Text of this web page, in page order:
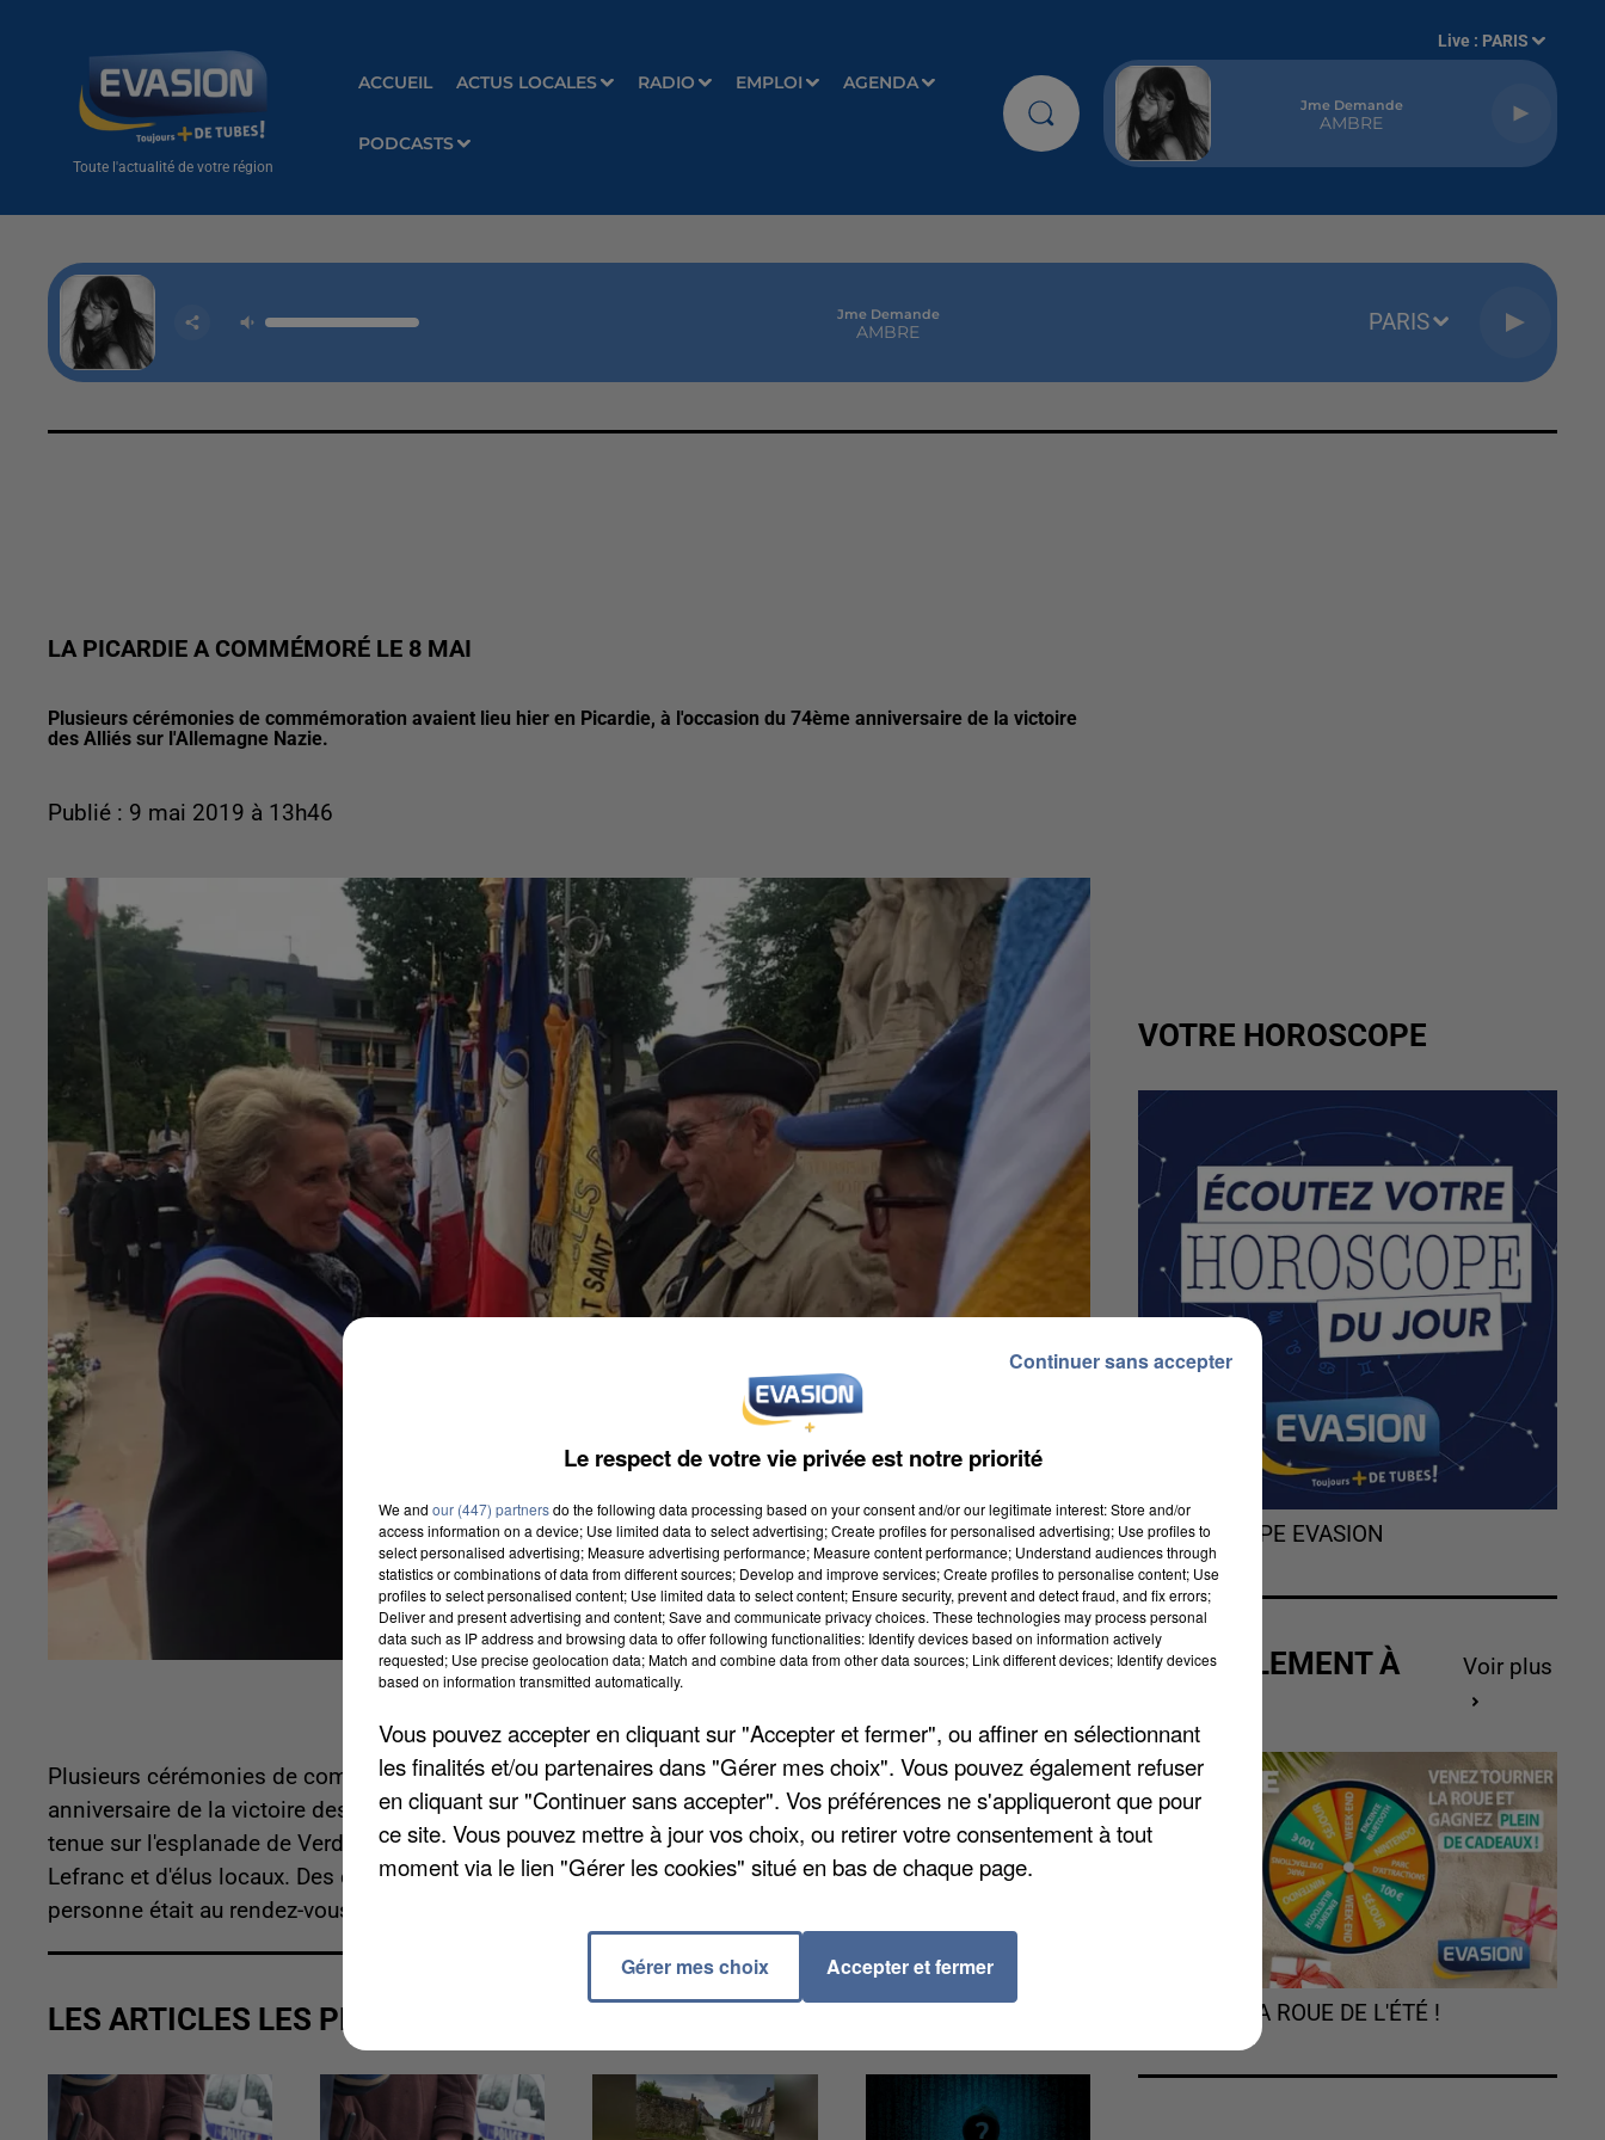
Toute l'actualité de votre région
ACCUEIL ACTUS LOCALES RADIO EMPLOI AGENDA
PODCASTS
Live : PARIS
Jme Demande
AMBRE
Jme Demande
AMBRE PARIS
LA PICARDIE A COMMÉMORÉ LE 8 MAI
Plusieurs cérémonies de commémoration avaient lieu hier en Picardie, à l'occasion du 74ème anniversaire de la victoire
des Alliés sur l'Allemagne Nazie.
Publié : 9 mai 2019 à 13h46
Plusieurs cérémonies de commémoration avaient lieu hier en Picardie, à l'occasion du 74ème
anniversaire de la victoire des Alliés sur l'Allemagne Nazie. À Beauvais, un temps de célébration s'est
tenue sur l'esplanade de Verdun, en présence de la maire Caroline Cayeux, du préfet de l'Oise Louis
Lefranc et d'élus locaux. Des civils sont également venus se recueillir, au total une centaine de
personne était au rendez-vous.
LES ARTICLES LES PLUS VUS
VOTRE HOROSCOPE
L'HOROSCOPE EVASION
ACTUELLEMENT À
Voir plus
TOURNEZ LA ROUE DE L'ÉTÉ !
Le respect de votre vie privée est notre priorité
We and our (447) partnersdo the following data processing based on your consent and/or our legitimate interest: Store and/or
access information on a device; Use limited data to select advertising; Create profiles for personalised advertising; Use profiles to
select personalised advertising; Measure advertising performance; Measure content performance; Understand audiences through
statistics or combinations of data from different sources; Develop and improve services; Create profiles to personalise content; Use
profiles to select personalised content; Use limited data to select content; Ensure security, prevent and detect fraud, and fix errors;
Deliver and present advertising and content; Save and communicate privacy choices. These technologies may process personal
data such as IP address and browsing data to offer following functionalities: Identify devices based on information actively
requested; Use precise geolocation data; Match and combine data from other data sources; Link different devices; Identify devices
based on information transmitted automatically.
Vous pouvez accepter en cliquant sur "Accepter et fermer", ou affiner en sélectionnant
les finalités et/ou partenaires dans "Gérer mes choix". Vous pouvez également refuser
en cliquant sur "Continuer sans accepter". Vos préférences ne s'appliqueront que pour
ce site. Vous pouvez mettre à jour vos choix, ou retirer votre consentement à tout
moment via le lien "Gérer les cookies" situé en bas de chaque page.
Gérer mes choix Accepter et fermer
Continuer sans accepter